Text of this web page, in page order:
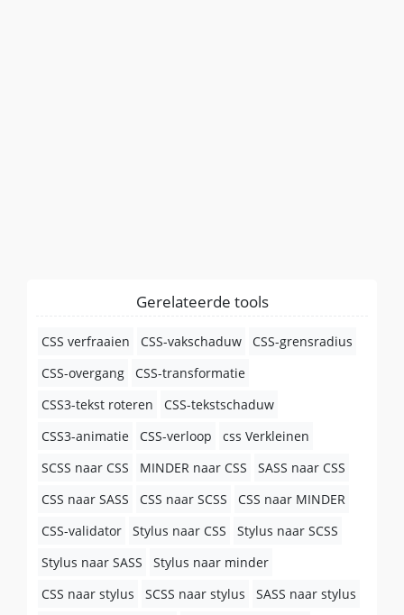
Gerelateerde tools
CSS verfraaien CSS-vakschaduw
CSS-grensradius
CSS-overgang
CSS-transformatie
CSS3-tekst roteren
CSS-tekstschaduw
CSS3-animatie
CSS-verloop
css Verkleinen
SCSS naar CSS
MINDER naar CSS
SASS naar CSS
CSS naar SASS
CSS naar SCSS
CSS naar MINDER
CSS-validator
Stylus naar CSS
Stylus naar SCSS
Stylus naar SASS
Stylus naar minder
CSS naar stylus
SCSS naar stylus
SASS naar stylus